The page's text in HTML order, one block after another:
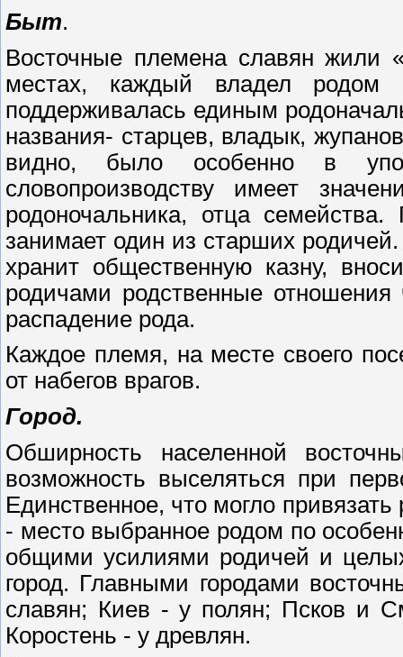
Быт.
Восточные племена славян жили
местах, каждый владел родом
поддерживалась единым
названия- старцев, владык,
видно, было особенно в
словопроизводству имеет
родоночальника, отца
занимает один из старших
хранит общественную казну,
родичами родственные
распадение рода.
Каждое племя, на месте своего
от набегов врагов.
Город.
Обширность населенной
возможность выселяться при
Единственное, что могло
- место выбранное родом по
общими усилиями родичей и
город. Главными городами
славян; Киев - у полян; Псков и
Коростень - у древлян.